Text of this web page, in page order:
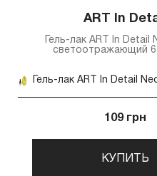
ART In
Гель-лак ART In Detail
светоотражающий 6
109 грн
КУПИТЬ